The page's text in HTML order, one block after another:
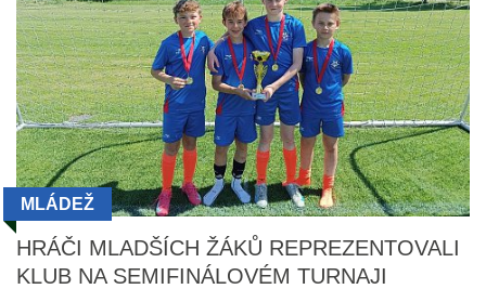
MLÁDEŽ
HRÁČI MLADŠÍCH ŽÁKŮ REPREZENTOVALI
KLUB NA SEMIFINÁLOVÉM TURNAJI